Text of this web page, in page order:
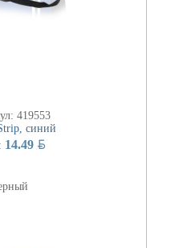
419553
синий
14.49 BYN